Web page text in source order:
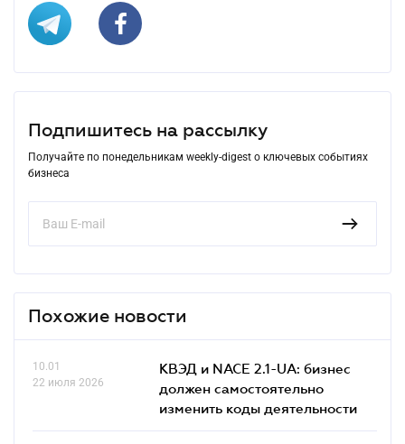
Подпишитесь на рассылку
Получайте по понедельникам weekly-digest о ключевых событиях
бизнеса
Похожие новости
10.01
22 июля 2026
КВЭД и NACE 2.1-UA: бизнес
должен самостоятельно
изменить коды деятельности